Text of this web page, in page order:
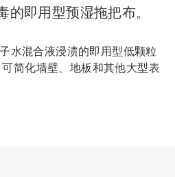
的即用型预湿拖把布。
水混合液浸渍的即用型低颗粒
简化墙壁、地板和其他大型表